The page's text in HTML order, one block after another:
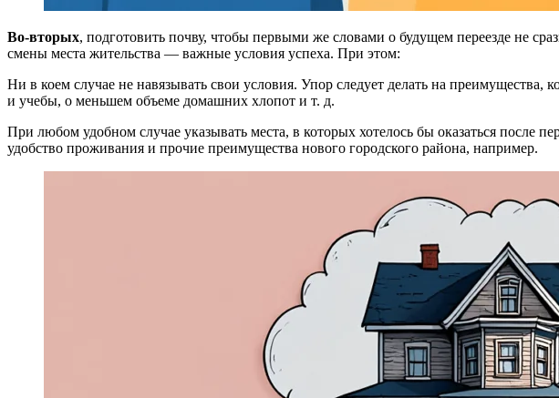
Во-вторых, подготовить почву, чтобы первыми же словами о будущем переезде не
смены места жительства — важные условия успеха. При этом:
Ни в коем случае не навязывать свои условия. Упор следует делать на преимущества,
и учебы, о меньшем объеме домашних хлопот и т. д.
При любом удобном случае указывать места, в которых хотелось бы оказаться после
удобство проживания и прочие преимущества нового городского района, например.